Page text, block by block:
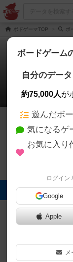
ボドゲーマTOP ボ
アイド
2
ボドゲーマにログイン
LIVE StellarBeats）」
画像に評価を付けるこ
トップに表示され
まつなが Sak_uv
ボードゲーム
自分のデー
約75,000人が
遊んだボ
気になるゲ
お気に入り
ログイン
Google
Apple
メ